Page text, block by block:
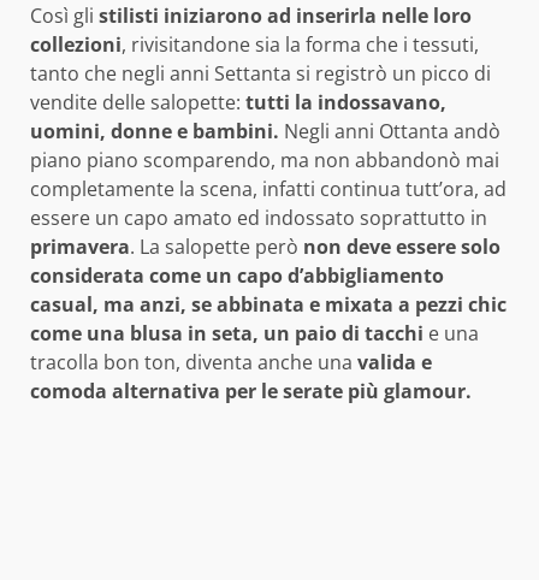
Così gli stilisti iniziarono ad inserirla nelle loro
collezioni, rivisitandone sia la forma che i tessuti,
tanto che negli anni Settanta si registrò un picco di
vendite delle salopette: tutti la indossavano,
uomini, donne e bambini. Negli anni Ottanta andò
piano piano scomparendo, ma non abbandonò mai
completamente la scena, infatti continua tutt’ora, ad
essere un capo amato ed indossato soprattutto in
primavera. La salopette però non deve essere solo
considerata come un capo d’abbigliamento
casual, ma anzi, se abbinata e mixata a pezzi chic
come una blusa in seta, un paio di tacchi e una
tracolla bon ton, diventa anche una valida e
comoda alternativa per le serate più glamour.